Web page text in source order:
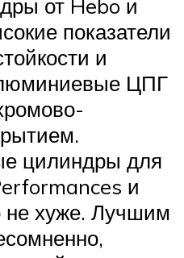
от Hebo и
показатели
и
ЦПГ
цилиндры для
и
хуже. Лучшим